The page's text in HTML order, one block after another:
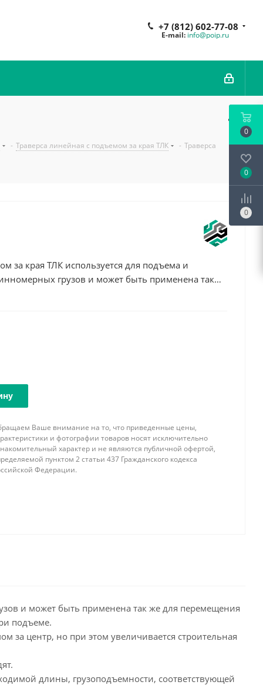
+7 (812) 602-77-08
E-mail: info@poip.ru
- Траверса линейная с подъемом за края ТЛК - Траверса
за края ТЛК используется для подъема и
грузов и может быть применена так
смещенным центром тяжести, так как
с подъемом за центр, но при этом
2-ух ветвевого стропа.
не входят.
фирма имеет возможность изготовить
комплектации концевыми элементами и
с учетом всех пожеланий и особенностей
Ваше внимание на то, что приведенные цены,
и фотографии товаров носят исключительно
характер и не являются публичной офертой,
пунктом 2 статьи 437 Гражданского кодекса
Федерации.
и может быть применена так же для перемещения
подъеме.
центр, но при этом увеличивается строительная
длины, грузоподъемности, соответствующей
0
0
0